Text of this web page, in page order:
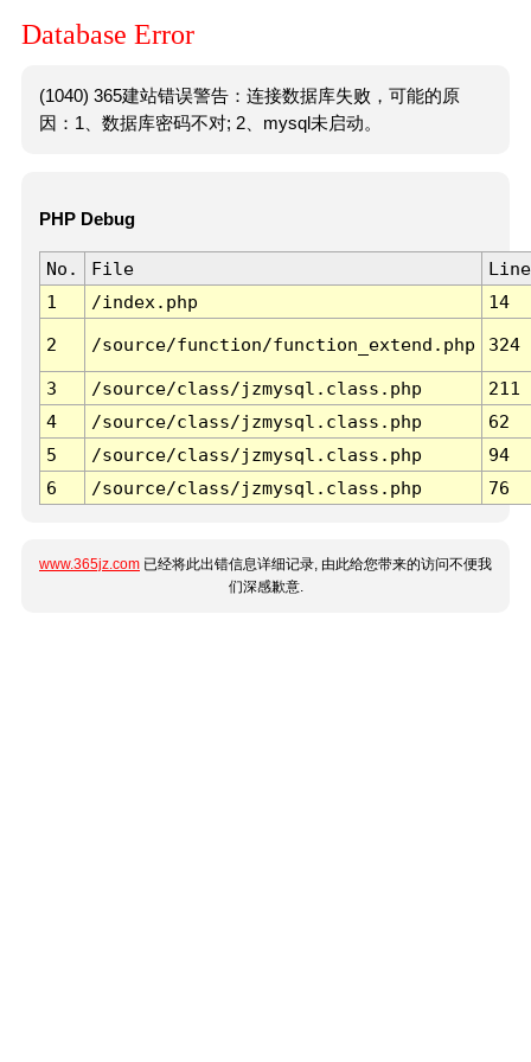
Database Error
(1040) 365建站错误警告：连接数据库失败，可能的原
因：1、数据库密码不对; 2、mysql未启动。
PHP Debug
No. File
Line
1
/index.php 14
2 /source/function/function_extend.php 324
3 /source/class/jzmysql.class.php
211
4
/source/class/jzmysql.class.php
62
5
/source/class/jzmysql.class.php
94
6
/source/class/jzmysql.class.php 76
www.365jz.com 已经将此出错信息详细记录, 由此给您带来的访问不便我
们深感歉意.